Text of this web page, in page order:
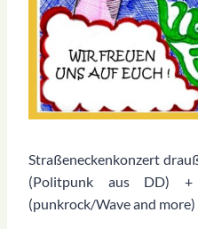
Straßeneckenkonzert
(Politpunk aus DD) +
(punkrock/Wave and more)